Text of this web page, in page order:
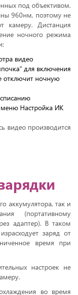
под объективом.
960нм, поэтому не
камеру. Дистанция
ночного режима
видео
для включения
отключит ночную
меню Настройка ИК
видео производится
аккумулятора, так и
(портативному
адаптер). В таком
заряд от
время при
настроек не
во время